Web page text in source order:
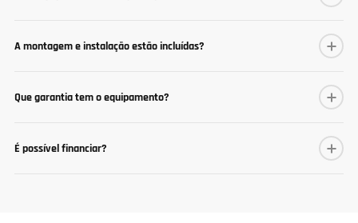
A montagem e instalação estão incluídas?
Que garantia tem o equipamento?
É possível financiar?